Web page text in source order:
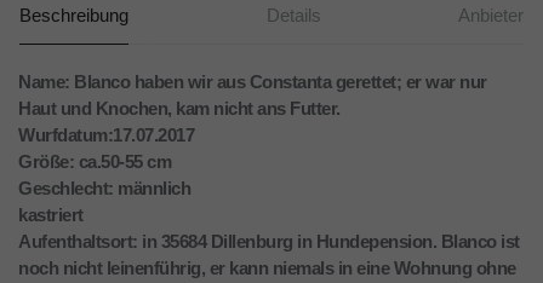
Beschreibung Details Anbieter
Name: Blanco haben wir aus Constanta gerettet; er war nur
Haut und Knochen, kam nicht ans Futter.
Wurfdatum:17.07.2017
Größe: ca.50-55 cm
Geschlecht: männlich
kastriert
Aufenthaltsort: in 35684 Dillenburg in Hundepension. Blanco ist
noch nicht leinenführig, er kann niemals in eine Wohnung ohne